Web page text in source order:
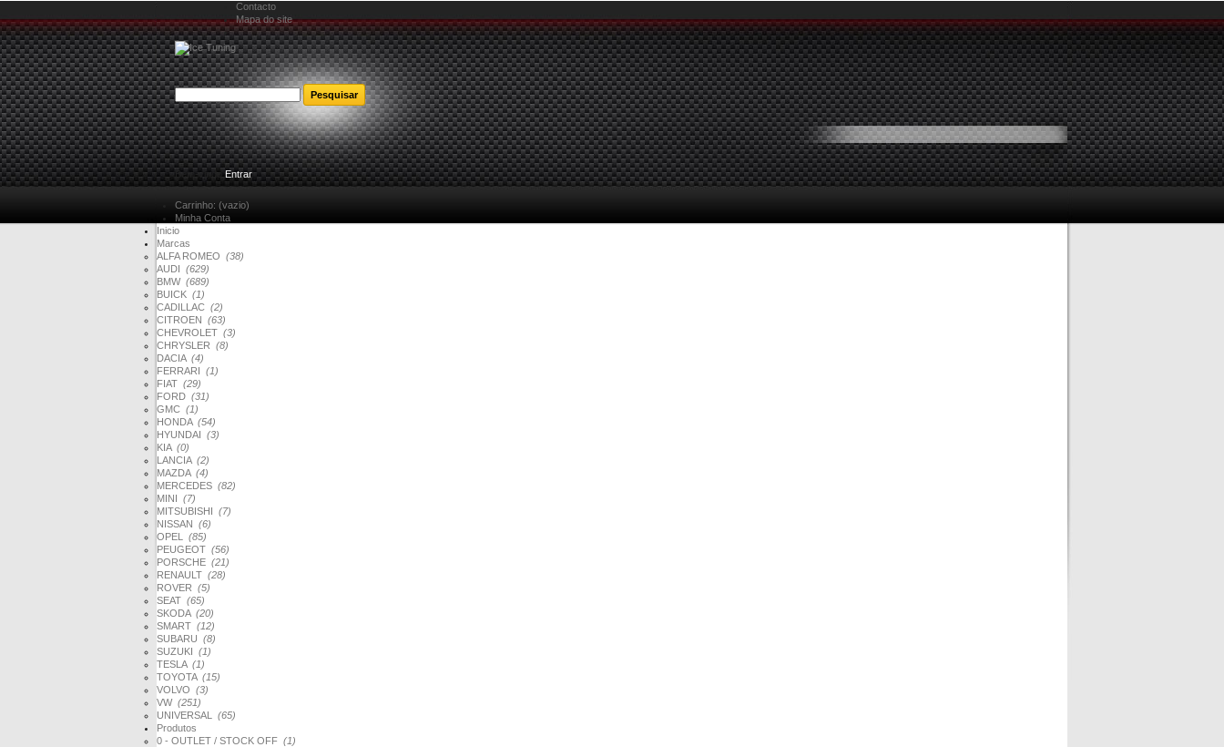
Contacto
Mapa do site
Bem-vindoEntrar
Carrinho: (vazio)
Minha Conta
Inicio
Marcas
ALFA ROMEO (38)
AUDI (629)
BMW (689)
BUICK (1)
CADILLAC (2)
CITROEN (63)
CHEVROLET (3)
CHRYSLER (8)
DACIA (4)
FERRARI (1)
FIAT (29)
FORD (31)
GMC (1)
HONDA (54)
HYUNDAI (3)
KIA (0)
LANCIA (2)
MAZDA (4)
MERCEDES (82)
MINI (7)
MITSUBISHI (7)
NISSAN (6)
OPEL (85)
PEUGEOT (56)
PORSCHE (21)
RENAULT (28)
ROVER (5)
SEAT (65)
SKODA (20)
SMART (12)
SUBARU (8)
SUZUKI (1)
TESLA (1)
TOYOTA (15)
VOLVO (3)
VW (251)
UNIVERSAL (65)
Produtos
0 - OUTLET / STOCK OFF (1)